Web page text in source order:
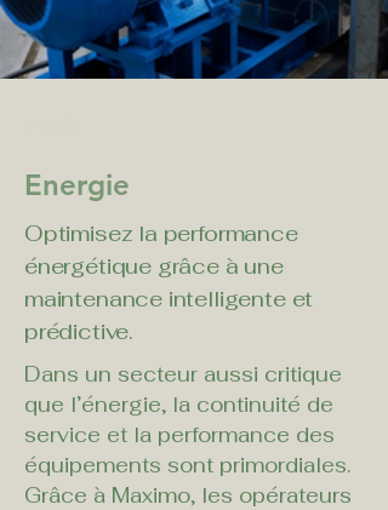
Energie
Optimisez la performance
énergétique grâce à une
maintenance intelligente et
prédictive.
Dans un secteur aussi critique
que l’énergie, la continuité de
service et la performance des
équipements sont primordiales.
Grâce à Maximo, les opérateurs